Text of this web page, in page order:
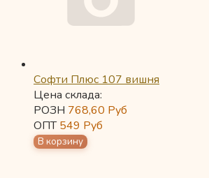
Софти Плюс 107 вишня
Цена склада:
РОЗН 768,60 Руб
ОПТ549 Руб